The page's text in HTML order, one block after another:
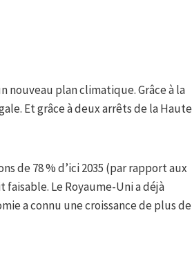
plan climatique. Grâce à la
Et grâce à deux arrêts de la Haute
de 78 % d’ici 2035 (par rapport aux
faisable. Le Royaume-Uni a déjà
a connu une croissance de plus de